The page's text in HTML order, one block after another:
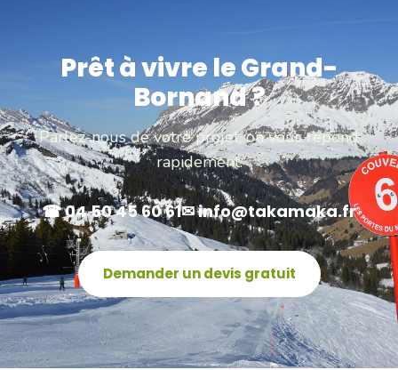
Prêt à vivre le Grand-
Bornand ?
Parlez-nous de votre projet, on vous répond
rapidement.
☎ 04 50 45 60 61✉ info@takamaka.fr
Demander un devis gratuit